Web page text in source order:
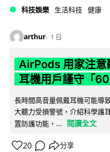
科技娛樂 生活科技 健康
arthur 1 日
AirPods 用家注意
耳機用戶謹守「
長時間高音量佩戴耳機可能導
大聽力受損警號，介紹科學護
置防護功能，...
閱讀全文
20 分享